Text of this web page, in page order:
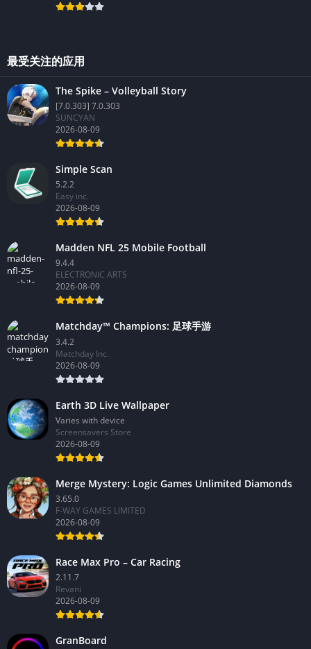
最受关注的应用
The Spike – Volleyball Story
[7.0.303] 7.0.303
SUNCYAN
2026-08-09
Simple Scan
5.2.2
Easy inc.
2026-08-09
Madden NFL 25 Mobile Football
9.4.4
ELECTRONIC ARTS
2026-08-09
Matchday™ Champions: 足球手游
3.4.2
Matchday Inc.
2026-08-09
Earth 3D Live Wallpaper
Varies with device
Screensavers Store
2026-08-09
Merge Mystery: Logic Games Unlimited Diamonds
3.65.0
F-WAY GAMES LIMITED
2026-08-09
Race Max Pro – Car Racing
2.11.7
Revani
2026-08-09
GranBoard